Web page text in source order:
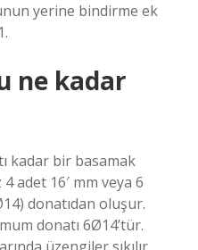
yerine bindirme ek
ne kadar
kadar bir basamak
adet 16′ mm veya 6
donatıdan oluşur.
donatı 6Ø14’tür.